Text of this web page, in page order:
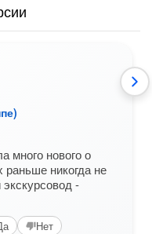
много нового о
раньше никогда не
-
Нет